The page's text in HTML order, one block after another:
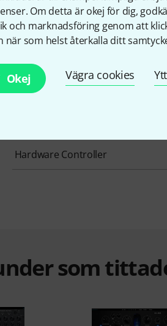
Om detta är okej för dig,
och marknadsföring genom att
när som helst återkalla ditt
Okej Vägra cookies
Psychoacoustic tool / Enhancer /
Reverb
Summer / Mixing Consoles
Pitch Shifter / Harmonizer /
Hardware Controller
som